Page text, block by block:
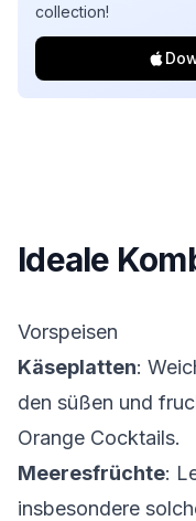
collection!
Ideale
Vorspeisen
Käseplatten:
den süßen und
Orange Cocktails.
Meeresfrüchte:
insbesondere